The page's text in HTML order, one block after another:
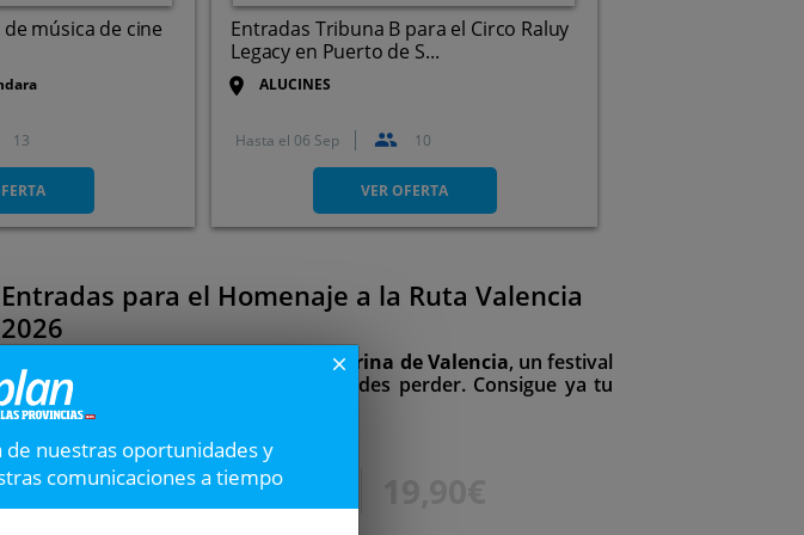
música de cine
d'Ondara,
Alicante
13
Entradas Tribuna B para el Circo Raluy
Legacy en Puerto de S...
ALUCINES
Calle Fundició, 76 (Puerto de
Sagunto)
Hasta el 06 Sep 10
VER OFERTA
Entradas para el Homenaje a la Ruta Valencia
2026
sábado 4 de julio de 2026, en La Marina de Valencia, un festival
tarde-noche remember que no te puedes perder. Consigue ya tu
entrada por 19,90€ en lugar de 27,50€.
28% 27,50€
close
de nuestras oportunidades y
comunicaciones a tiempo